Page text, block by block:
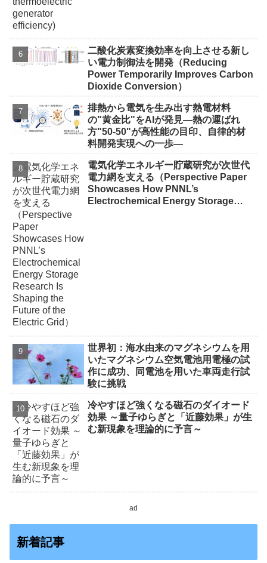
二酸化炭素変換効率を向上させる新し
い電力制御法を開発（Reducing
Power Temporarily Improves Carbon
Dioxide Conversion）
排熱から電気を生み出す熱電材料
の"黄金比"をAIが発見―熱の運ばれ
方"50-50"が高性能の目印、自律的材
料開発実現への一歩―
電気化学エネルギー貯蔵研究が次世代
電力網を支える（Perspective Paper
Showcases How PNNL’s
Electrochemical Energy Storage
世界初：海水由来のマグネシウムを用
いたマグネシウム空気電池用電極の試
作に成功、同電池を用いた車両走行試
験に挑戦
冷やすほど強くなる磁石のダイオード
効果 ～量子ゆらぎと「近藤効果」が生
む新現象を理論的に予言～
ad
新着記事